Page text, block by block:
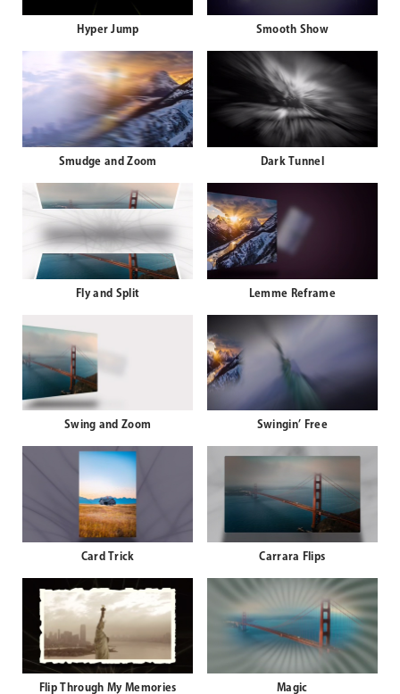
Hyper Jump Smooth Show
Smudge and Zoom Dark Tunnel
Fly and Split Lemme Reframe
Swing and Zoom Swingin’ Free
Card Trick Carrara Flips
Flip Through My Memories Magic